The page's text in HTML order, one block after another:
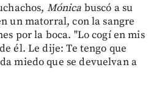
Mónica buscó a su
un matorral, con la sangre
por la boca. "Lo cogí en mis
él. Le dije: Te tengo que
miedo que se devuelvan a